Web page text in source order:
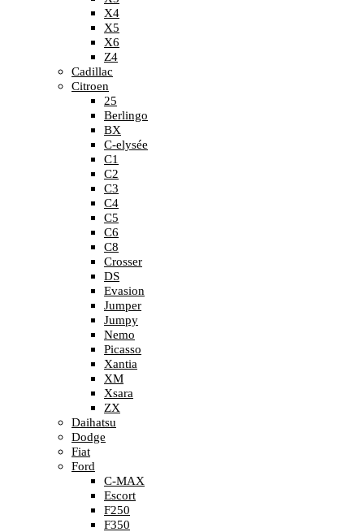
X4
X5
X6
Z4
Cadillac
Citroen
25
Berlingo
BX
C-elysée
C1
C2
C3
C4
C5
C6
C8
Crosser
DS
Evasion
Jumper
Jumpy
Nemo
Picasso
Xantia
XM
Xsara
ZX
Daihatsu
Dodge
Fiat
Ford
C-MAX
Escort
F250
F350